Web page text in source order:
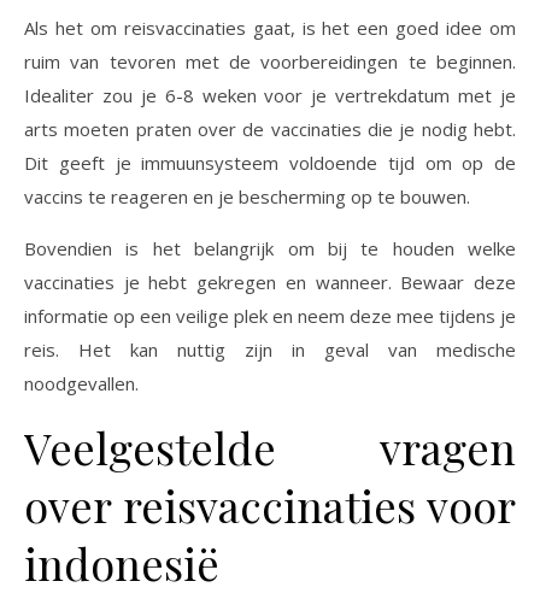
Als het om reisvaccinaties gaat, is het een goed idee om
ruim van tevoren met de voorbereidingen te beginnen.
Idealiter zou je 6-8 weken voor je vertrekdatum met je
arts moeten praten over de vaccinaties die je nodig hebt.
Dit geeft je immuunsysteem voldoende tijd om op de
vaccins te reageren en je bescherming op te bouwen.
Bovendien is het belangrijk om bij te houden welke
vaccinaties je hebt gekregen en wanneer. Bewaar deze
informatie op een veilige plek en neem deze mee tijdens je
reis. Het kan nuttig zijn in geval van medische
noodgevallen.
Veelgestelde vragen
over reisvaccinaties voor
indonesië